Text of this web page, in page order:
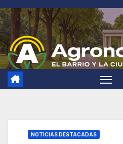
Saltar
al
contenido
NOTICIAS DESTACADAS